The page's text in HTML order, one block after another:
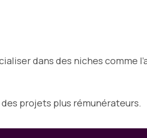
dans des niches comme
projets plus rémunérateurs.